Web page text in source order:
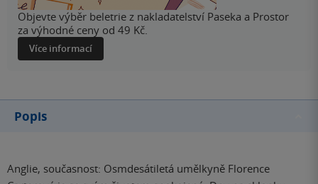
Objevte výběr beletrie z nakladatelství Paseka a Prostor
za výhodné ceny od 49 Kč.
Více informací
Popis
Anglie, současnost: Osmdesátiletá umělkyně Florence